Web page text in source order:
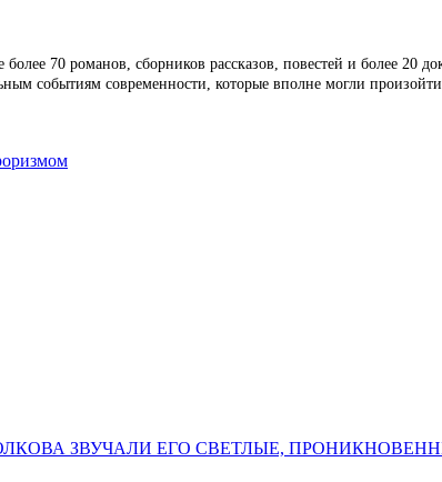
70 романов, сборников рассказов, повестей и более 20
событиям современности, которые вполне могли произойти
ЗВУЧАЛИ ЕГО СВЕТЛЫЕ,